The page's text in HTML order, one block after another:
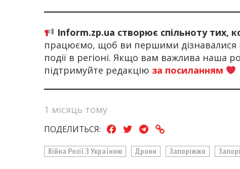
Inform.zp.ua створює спільноту тих,
працюємо, щоб ви першими дізнавалися
події в регіоні. Якщо вам важлива наша
підтримуйте редакцію за посиланням
1 місяць тому
ПОДЕЛИТЬСЯ:
Війна Росії З Україною Дрони Запоріжжя